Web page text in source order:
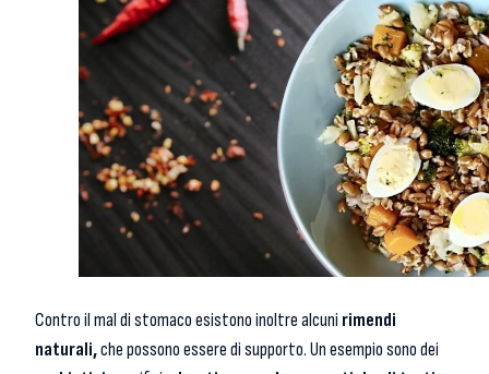
Contro il mal di stomaco esistono inoltre alcuni rimendi
naturali,che possono essere di supporto. Un esempio sono dei